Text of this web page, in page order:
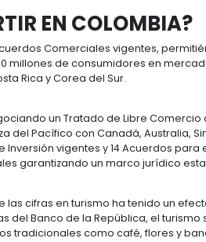
aporta mayor seguridad
al país a la hora de
de la OCDE examina
y sus esfuerzos para
COMO
de los 30 países más
hispanoparlante
ha aumentado hasta
en la reducción de la